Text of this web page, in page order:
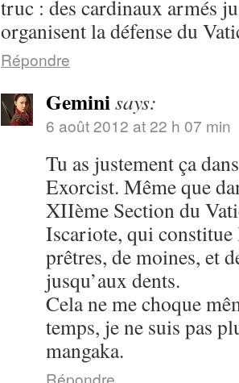
truc : des cardinaux armés
organisent la défense du
Répondre
Geminisays:
6 août 2012 at 22 h 07 min
Tu as justement ça
Exorcist. Même que
XIIème Section du
Iscariote, qui constitue
prêtres, de moines, et
jusqu’aux dents.
Cela ne me choque
temps, je ne suis pas
mangaka.
Répondre